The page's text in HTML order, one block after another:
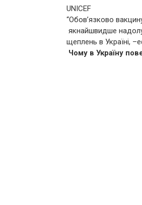
UNICEF
“Обов’язково
якнайшвидше
щеплень в Україні,
Чому в Україну